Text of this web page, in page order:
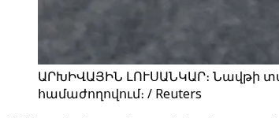
ԱՐԽԻՎԱՅԻՆ ԼՈՒՍԱՆԿԱՐ։ Նավթի
համաժողովում։ / Reuters